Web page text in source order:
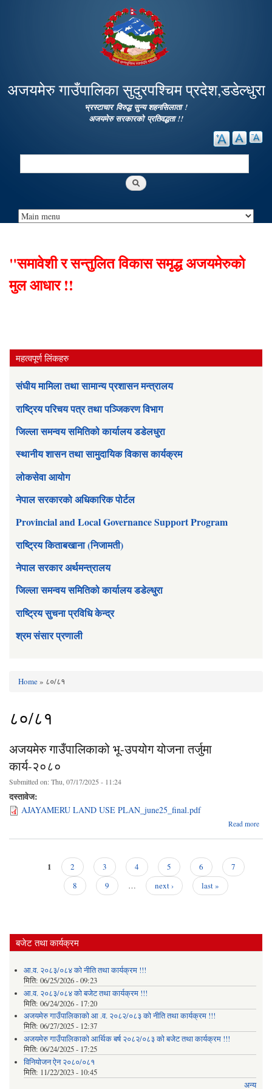
main
content
अजयमेरु गाउँपालिका सुदुरपश्चिम प्रदेश,डडेल्धुरा
भ्रस्टाचार विरुद्ध सुन्य शहनसिलाता !
अजयमेरु सरकारको प्रतिवद्धता !!
Search
"समावेशी र सन्तुलित विकास समृद्ध अजयमेरुको
मुल आधार !!
महत्वपूर्ण लिंकहरु
संघीय मामिला तथा सामान्य प्रशासन मन्त्रालय
राष्ट्रिय परिचय पत्र तथा पञ्जिकरण विभाग
जिल्ला समन्वय समितिको कार्यालय डडेलधुरा
स्थानीय शासन तथा सामुदायिक विकास कार्यक्रम
लोकसेवा आयोग
नेपाल सरकारको अधिकारिक पोर्टल
Provincial and Local Governance Support Program
राष्ट्रिय किताबखाना (निजामती)
नेपाल सरकार अर्थमन्त्रालय
जिल्ला समन्वय समितिको कार्यालय डडेल्धुरा
राष्ट्रिय सुचना प्रविधि केन्द्र
श्रम संसार प्रणाली
Home» ८०/८१
८०/८१
अजयमेरु गाउँपालिकाको भू-उपयोग योजना तर्जुमा
कार्य-२०८०
Submitted on:Thu, 07/17/2025 - 11:24
दस्तावेज:
AJAYAMERU LAND USE PLAN_june25_final.pdf
Read more
1 2 3 4 5 6
7
8
9 … next › last »
बजेट तथा कार्यक्रम
आ.व. २०८३/०८४ को नीति तथा कार्यक्रम !!!
मिति: 06/25/2026 - 09:23
आ.व. २०८३/०८४ को बजेट तथा कार्यक्रम !!!
मिति: 06/24/2026 - 17:20
अजयमेरु गाउँपालिकाको आ .व. २०८२/०८३ को नीति तथा कार्यक्रम !!!
मिति: 06/27/2025 - 12:37
अजयमेरु गाउँपालिकाको आर्थिक बर्ष २०८२/०८३ को बजेट तथा कार्यक्रम !!!
मिति: 06/24/2025 - 17:25
विनियोजन ऐन २०८०/०८१
मिति: 11/22/2023 - 10:45
अन्य